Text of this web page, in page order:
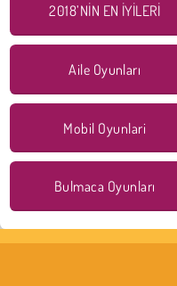
2018’NİN EN İYİLERİ
Aile Oyunları
Mobil Oyunlari
Bulmaca Oyunları